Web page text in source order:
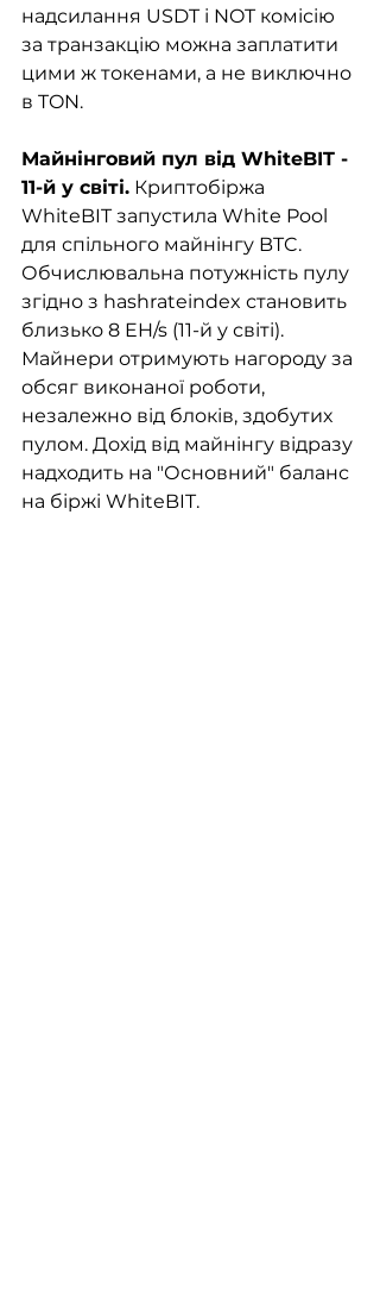
надсилання USDT і NOT комісію
за транзакцію можна заплатити
цими ж токенами, а не виключно
в TON.
Майнінговий пул від WhiteBIT -
11-й у світі. Криптобіржа
WhiteBIT запустила White Pool
для спільного майнінгу BTC.
Обчислювальна потужність пулу
згідно з hashrateindex становить
близько 8 EH/s (11-й у світі).
Майнери отримують нагороду за
обсяг виконаної роботи,
незалежно від блоків, здобутих
пулом. Дохід від майнінгу відразу
надходить на "Основний" баланс
на біржі WhiteBIT.